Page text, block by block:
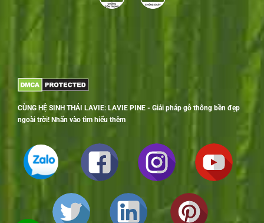
CÙNG HỆ SINH THÁI LAVIE: LAVIE PINE - Giải pháp gỗ thông bền đẹp
ngoài trời! Nhấn vào tìm hiểu thêm